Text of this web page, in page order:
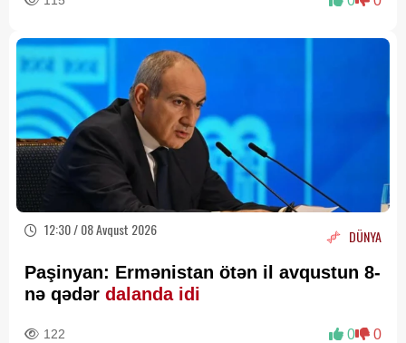
12:30 / 08 Avqust 2026 DÜNYA
Paşinyan: Ermənistan ötən il avqustun 8-
nə qədər dalanda idi
122 0 0